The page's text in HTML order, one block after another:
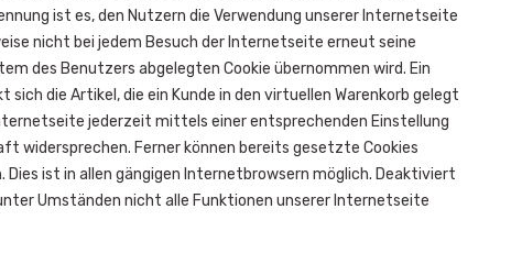
ist es, den Nutzern die Verwendung unserer Internetseite
nicht bei jedem Besuch der Internetseite erneut seine
des Benutzers abgelegten Cookie übernommen wird. Ein
sich die Artikel, die ein Kunde in den virtuellen Warenkorb gelegt
jederzeit mittels einer entsprechenden Einstellung
widersprechen. Ferner können bereits gesetzte Cookies
ist in allen gängigen Internetbrowsern möglich. Deaktiviert
Umständen nicht alle Funktionen unserer Internetseite